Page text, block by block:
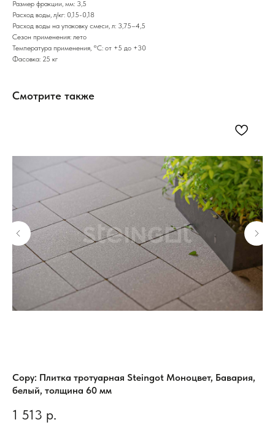
Размер фракции, мм: 3,5
Расход воды, л/кг: 0,15-0,18
Расход воды на упаковку смеси, л: 3,75–4,5
Сезон применения: лето
Температура применения, °С: от +5 до +30
Фасовка: 25 кг
Смотрите также
Copy: Плитка тротуарная Steingot Моноцвет, Бавария,
белый, толщина 60 мм
1 513 р.